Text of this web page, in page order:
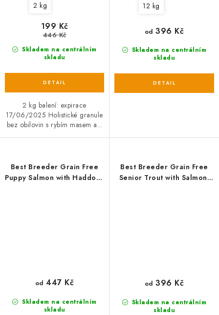
2 kg
Skladem na centrálním
skladu
199 Kč
446 Kč
2 kg balení: expirace
17/06/2025 Holistické granule
bez obilovin s rybím masem a...
12 kg
Skladem na centrálním
skladu
od 396 Kč
Best Breeder Grain Free
Puppy Salmon with Haddock
Skladem na centrálním
skladu
od 447 Kč
Best Breeder Grain Free
Senior Trout with Salmon,
Skladem na centrálním
skladu
od 396 Kč